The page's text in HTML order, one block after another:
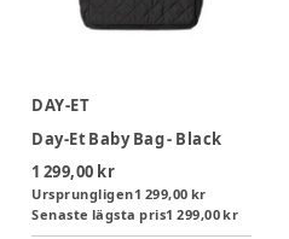
DAY-ET
Day-Et Baby Bag - Black
1 299,00 kr
Ursprungligen1 299,00 kr
Senaste lägsta pris1 299,00 kr